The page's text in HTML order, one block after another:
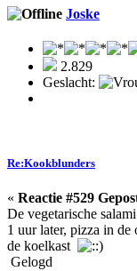
Joske
2.829
Geslacht:
Re:Kookblunders
« Reactie #529
De vegetarische
1 uur later, pizza in
de koelkast
Gelogd